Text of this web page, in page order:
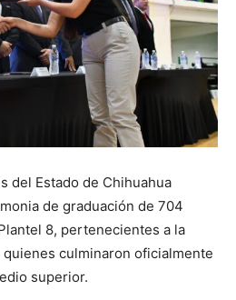
del Estado de Chihuahua
de graduación de 704
8, pertenecientes a la
culminaron oficialmente
superior.